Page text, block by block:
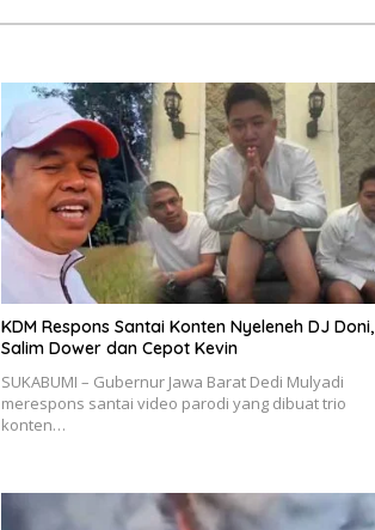
KDM Respons Santai Konten Nyeleneh DJ Doni,
Salim Dower dan Cepot Kevin
SUKABUMI – Gubernur Jawa Barat Dedi Mulyadi
merespons santai video parodi yang dibuat trio
konten…